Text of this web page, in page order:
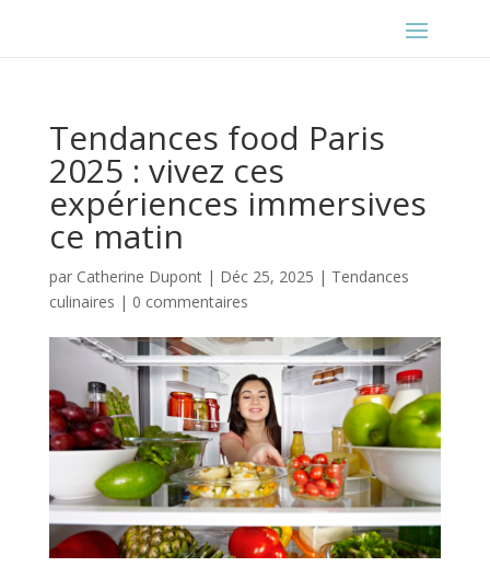
Tendances food Paris
2025 : vivez ces
expériences immersives
ce matin
par Catherine Dupont| Déc 25, 2025 | Tendances
culinaires | 0 commentaires